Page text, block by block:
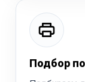
Подбор